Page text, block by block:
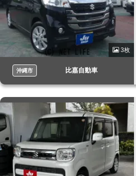
3枚
沖縄市 比嘉自動車